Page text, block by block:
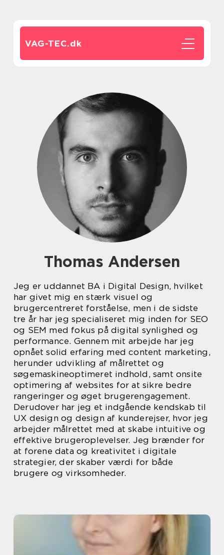
VAG-TEC.dk
Thomas Andersen
Jeg er uddannet BA i Digital Design, hvilket
har givet mig en stærk visuel og
brugercentreret forståelse, men i de sidste
tre år har jeg specialiseret mig inden for SEO
og SEM med fokus på digital synlighed og
performance. Gennem mit arbejde har jeg
opnået solid erfaring med content marketing,
herunder udvikling af målrettet og
søgemaskineoptimeret indhold, samt onsite
optimering af websites for at sikre bedre
rangeringer og øget brugerengagement.
Derudover har jeg et indgående kendskab til
UX design og design af kunderejser, hvor jeg
arbejder målrettet med at skabe intuitive og
effektive brugeroplevelser. Jeg brænder for
at forene data og kreativitet i digitale
strategier, der skaber værdi for både
brugere og virksomheder.